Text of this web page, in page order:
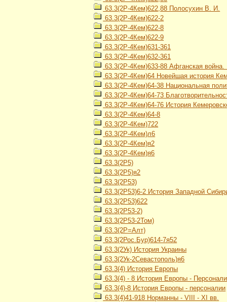
63.3(2Р-4Кем)622,88 Полосухин В. И.
63.3(2Р-4Кем)622-2
63.3(2Р-4Кем)622-8
63.3(2Р-4Кем)622-9
63.3(2Р-4Кем)631-361
63.3(2Р-4Кем)632-361
63.3(2Р-4Кем)633-88 Афганская война.
63.3(2Р-4Кем)64 Новейшая история
63.3(2Р-4Кем)64-38 Национальная
63.3(2Р-4Кем)64-73
63.3(2Р-4Кем)64-76 История
63.3(2Р-4Кем)64-8
63.3(2Р-4Кем)722
63.3(2Р-4Кем)л6
63.3(2Р-4Кем)я2
63.3(2Р-4Кем)я6
63.3(2Р5)
63.3(2Р5)я2
63.3(2Р53)
63.3(2Р53)6-2 История Западной
63.3(2Р53)622
63.3(2Р53-2)
63.3(2Р53-2Том)
63.3(2Р=Алт)
63.3(2Рос.Бур)614-7я52
63.3(2Ук) История Украины
63.3(2Ук-2Севастополь)я6
63.3(4) История Европы
63.3(4) - 8 История Европы -
63.3(4)-8 История Европы - персоналии
63.3(4)41-918 Норманны - VIII - XI вв.